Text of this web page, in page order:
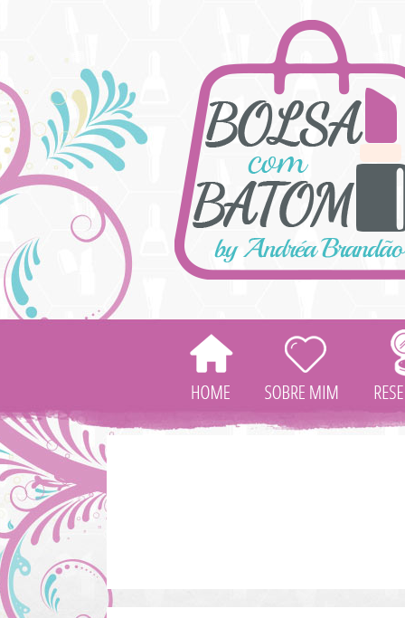
HOMESOBRE
MIM